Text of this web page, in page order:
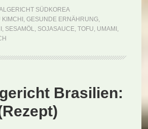
SÜDKOREA
, GESUNDE ERNÄHRUNG,
, SESAMÖL, SOJASAUCE, TOFU, UMAMI ,
Brasilien: